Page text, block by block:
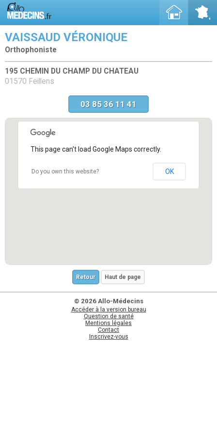
VAISSAUD VÉRONIQUE
Orthophoniste
195 CHEMIN DU CHAMP DU CHATEAU
01570 Feillens
03 85 36 11 41
This page can't load Google Maps correctly.
Do you own this website? OK
Retour Haut de page
© 2026 Allo-Médecins
Accéder à la version bureau
Question de santé
Mentions légales
Contact
Inscrivez-vous